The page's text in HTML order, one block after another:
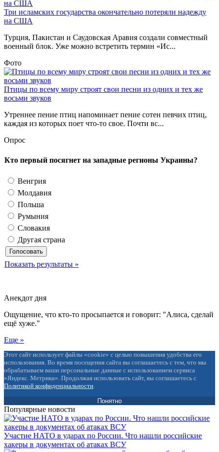
Три исламских государства окончательно потеряли надежду
на США
Турция, Пакистан и Саудовская Аравия создали совместный
военный блок. Уже можно встретить термин «Ис...
Фото
Птицы по всему миру строят свои песни из одних и тех же
восьми звуков
Утреннее пение птиц напоминает пение сотен певчих птиц,
каждая из которых поет что-то свое. Почти вс...
Опрос
Кто первый посягнет на западные регионы Украины?
Венгрия
Молдавия
Польша
Румыния
Словакия
Другая страна
Показать результаты »
Анекдот дня
Ощущение, что кто-то просыпается и говорит: "Алиса, сделай
ещё хуже."
Еще »
Этот сайт использует файлы «cookie» с целью повышения удобства его
использования. Во время посещения сайта вы соглашаетесь с тем, что мы
обрабатываем ваши персональные данные с использованием сервиса
«Яндекс. Метрика». Продолжая использовать сайт, вы соглашаетесь с
Политикой конфиденциальности
Понятно
Популярные новости
Участие НАТО в ударах по России. Что нашли российские
хакеры в документах об атаках ВСУ